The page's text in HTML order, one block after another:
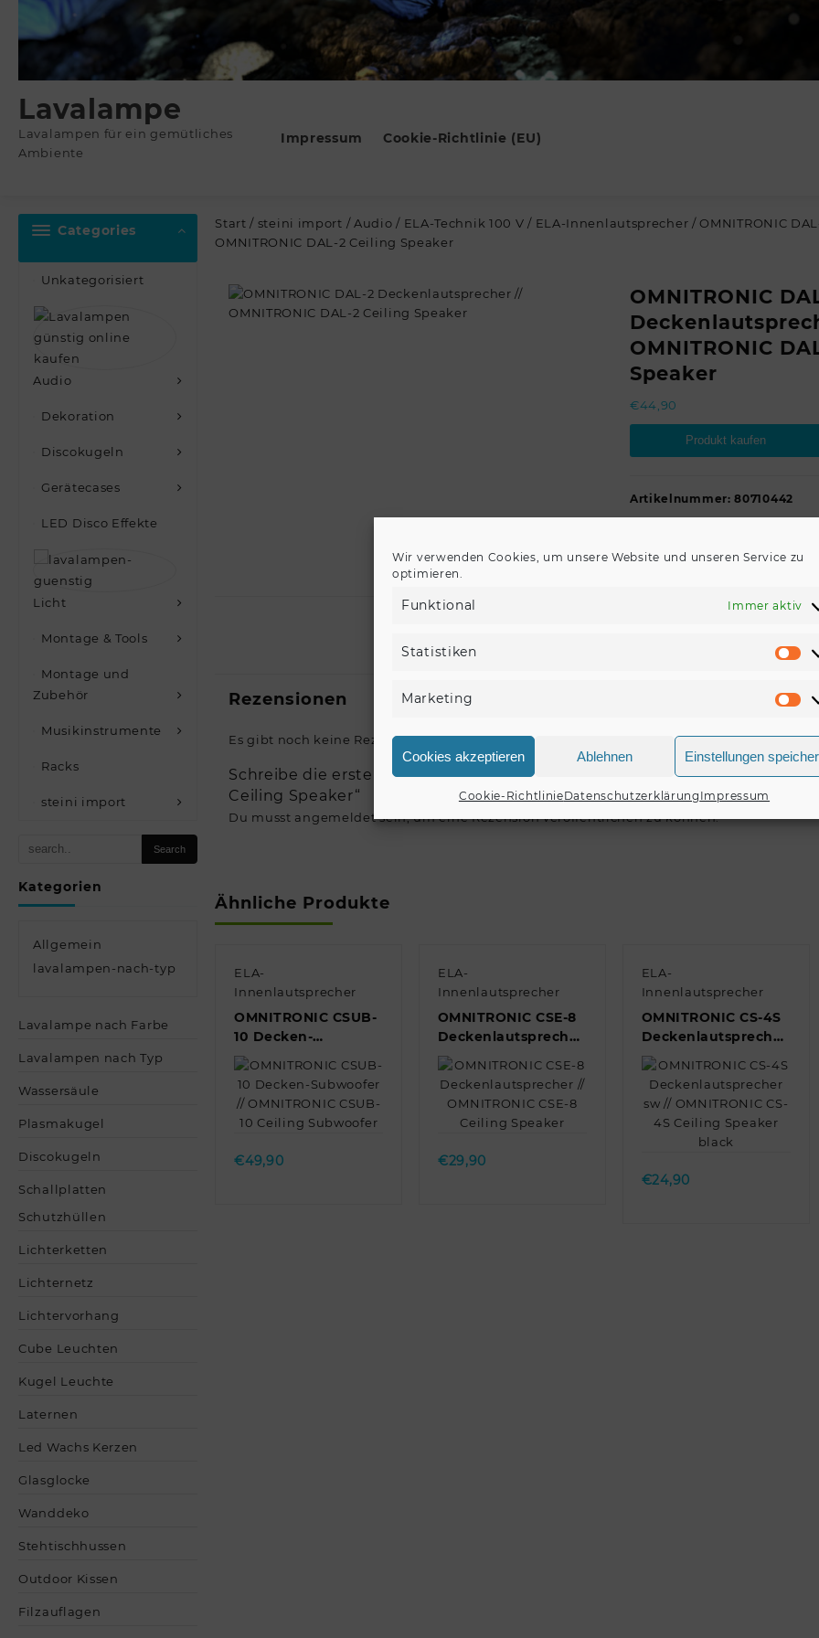
Wir verwenden Cookies, um unsere Website und unseren Service zu
optimieren.
Funktional Immer aktiv
Statistiken
Marketing
Cookies akzeptieren Ablehnen Einstellungen
Cookie-RichtlinieDatenschutzerklärung Impressum
Lavalampe
Lavalampen für ein gemütliches
Ambiente
Impressum Cookie-Richtlinie (EU)
Categories
Unkategorisiert
Audio
Dekoration
Discokugeln
Gerätecases
LED Disco Effekte
Licht
Montage & Tools
Montage und
Zubehör
Musikinstrumente
Racks
steini import
Kategorien
Allgemein
lavalampen-nach-typ
Lavalampe nach Farbe
Lavalampen nach Typ
Wassersäule
Plasmakugel
Discokugeln
Schallplatten
Schutzhüllen
Lichterketten
Lichternetz
Lichtervorhang
Cube Leuchten
Kugel Leuchte
Laternen
Led Wachs Kerzen
Glasglocke
Wanddeko
Stehtischhussen
Outdoor Kissen
Filzauflagen
Start / steini import / Audio / ELA-Technik 100 V / ELA-Innenlautsprecher / OMNITRONIC
OMNITRONIC DAL-2 Ceiling Speaker
OMNITRONIC
OMNITRONIC
Speaker
€44,90
Produkt kaufen
Artikelnummer:80710442
Rezensionen
Es gibt noch keine Rezensionen.
Schreibe die erste Rezension für „OMNITRONIC DAL-2
Ceiling Speaker“
Du musst angemeldetsein, um eine Rezension veröffentlichen zu können.
Ähnliche Produkte
ELA-
Innenlautsprecher
OMNITRONIC CSUB-
10 Decken-
Subwoofer //
OMNITRONIC CSUB-
10 Ceiling
SubwooferQuick view
€49,90
ELA-
Innenlautsprecher
OMNITRONIC CSE-8
Deckenlautsprecher
// OMNITRONIC CSE-
8 Ceiling Speaker
Quick view
€29,90
ELA-
Innenlautsprecher
OMNITRONIC CS-4S
Deckenlautsprecher
sw // OMNITRONIC
CS-4S Ceiling
Speaker black
Quick view
€24,90